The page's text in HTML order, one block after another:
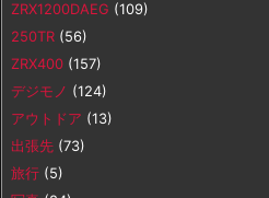
ZRX1200DAEG (109)
250TR (56)
ZRX400 (157)
デジモノ (124)
アウトドア (13)
出張先 (73)
旅行 (5)